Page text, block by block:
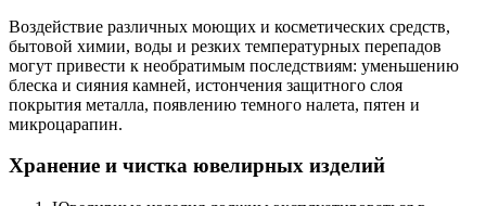
Воздействие различных моющих и косметических средств,
бытовой химии, воды и резких температурных перепадов
могут привести к необратимым последствиям: уменьшению
блеска и сияния камней, истончения защитного слоя
покрытия металла, появлению темного налета, пятен и
микроцарапин.
Хранение и чистка ювелирных изделий